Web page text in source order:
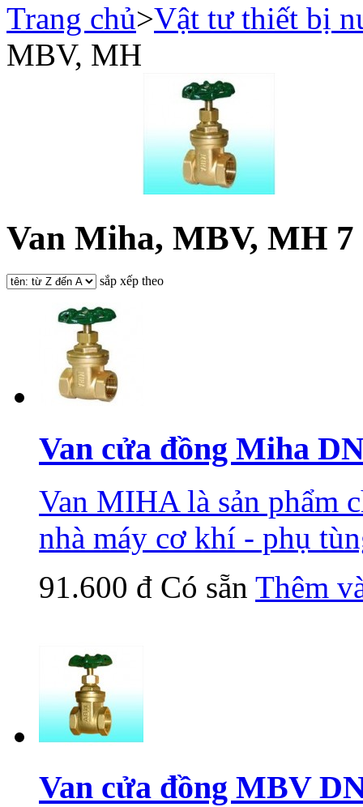
Trang chủ>Vật tư thiết bị
MBV, MH
Van Miha, MBV, MH
sắp xếp theo
Van cửa đồng Miha
Van MIHA là sản phẩm
nhà máy cơ khí - phụ
91.600 đ Có sẵn Thêm
Van cửa đồng MBV